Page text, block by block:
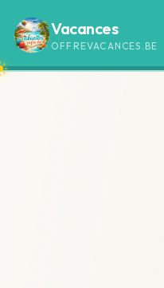
Vacances
OFFREVACANCES.BE